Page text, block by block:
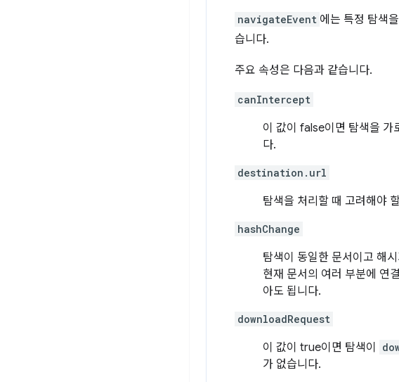
navigateEvent 에는 특정 탐색
습니다.
주요 속성은 다음과 같습니다.
canIntercept
이 값이 false이면 탐색을 가
다.
destination.url
탐색을 처리할 때 고려해야
hashChange
탐색이 동일한 문서이고 해
현재 문서의 여러 부분에 연
아도 됩니다.
downloadRequest
이 값이 true이면 탐색이
가 없습니다.